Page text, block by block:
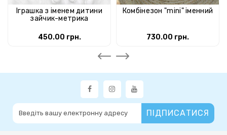
Іграшка з іменем дитини
зайчик-метрика
450.00 грн.
Комбінезон "mini" іменний
730.00 грн.
ПІДПИСАТИСЯ